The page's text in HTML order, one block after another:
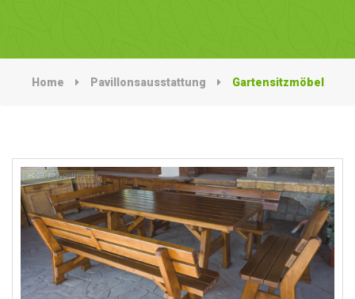
Home Pavillonsausstattung Gartensitzmöbel